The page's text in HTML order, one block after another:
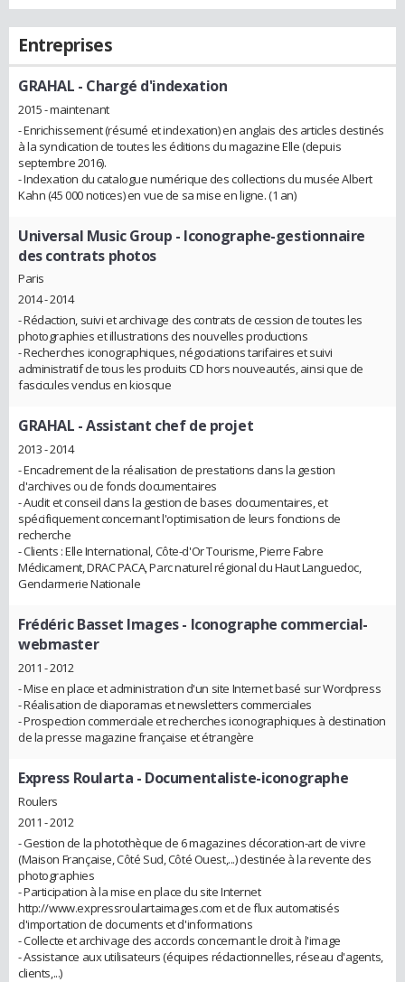
Entreprises
GRAHAL - Chargé d'indexation
2015 - maintenant
- Enrichissement (résumé et indexation) en anglais des articles destinés
à la syndication de toutes les éditions du magazine Elle (depuis
septembre 2016).
- Indexation du catalogue numérique des collections du musée Albert
Kahn (45 000 notices) en vue de sa mise en ligne. (1 an)
Universal Music Group - Iconographe-gestionnaire
des contrats photos
Paris
2014 - 2014
- Rédaction, suivi et archivage des contrats de cession de toutes les
photographies et illustrations des nouvelles productions
- Recherches iconographiques, négociations tarifaires et suivi
administratif de tous les produits CD hors nouveautés, ainsi que de
fascicules vendus en kiosque
GRAHAL - Assistant chef de projet
2013 - 2014
- Encadrement de la réalisation de prestations dans la gestion
d'archives ou de fonds documentaires
- Audit et conseil dans la gestion de bases documentaires, et
spécifiquement concernant l'optimisation de leurs fonctions de
recherche
- Clients : Elle International, Côte-d'Or Tourisme, Pierre Fabre
Médicament, DRAC PACA, Parc naturel régional du Haut Languedoc,
Gendarmerie Nationale
Frédéric Basset Images- Iconographe commercial-
webmaster
2011 - 2012
- Mise en place et administration d'un site Internet basé sur Wordpress
- Réalisation de diaporamas et newsletters commerciales
- Prospection commerciale et recherches iconographiques à destination
de la presse magazine française et étrangère
Express Roularta - Documentaliste-iconographe
Roulers
2011 - 2012
- Gestion de la photothèque de 6 magazines décoration-art de vivre
(Maison Française, Côté Sud, Côté Ouest,...) destinée à la revente des
photographies
- Participation à la mise en place du site Internet
http://www.expressroulartaimages.com et de flux automatisés
d'importation de documents et d'informations
- Collecte et archivage des accords concernant le droit à l'image
- Assistance aux utilisateurs (équipes rédactionnelles, réseau d'agents,
clients,...)